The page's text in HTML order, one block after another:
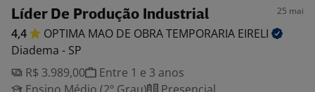
Líder De Produção Industrial 25 mai
4,4 OPTIMA MAO DE OBRA TEMPORARIA EIRELI
Diadema - SP
R$ 3.989,00
Entre 1 e 3 anos